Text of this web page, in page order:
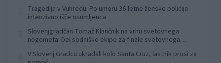
Tragedija v Vuhredu: Po umoru 36-letne ženske policija
intenzivno išče osumljenca
Slovenjgradčan Tomaž Klančnik na vrhu svetovnega
nogometa: Del sodniške ekipe za finale svetovnega
V Slovenj Gradcu ukradali kolo Santa Cruz, lastnik prosi za